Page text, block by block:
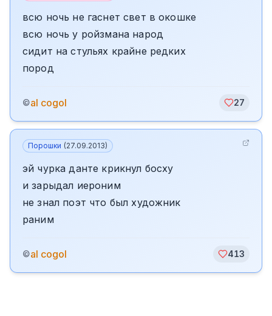
всю ночь не гаснет свет в окошке
всю ночь у ройзмана народ
сидит на стульях крайне редких
пород
©al cogol 27
Порошки (27.09.2013)
эй чурка данте крикнул босху
и зарыдал иероним
не знал поэт что был художник
раним
©al cogol 413